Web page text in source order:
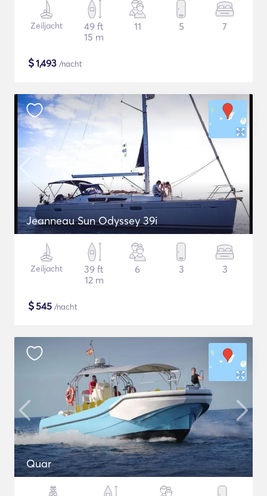
Zeiljacht
49 ft
15 m
11 5 7
$1,493 /nacht
Jeanneau Sun Odyssey 39i
Zeiljacht
39 ft
12 m
6 3 3
$545 /nacht
Quar